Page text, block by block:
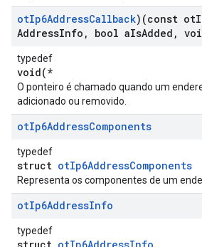
otIp6AddressCallback)(const ot
AddressInfo , bool aIsAdded ,
typedef
void(*
O ponteiro é chamado quando um
adicionado ou removido.
otIp6AddressComponents
typedef
struct otIp6AddressComponents
Representa os componentes de um
otIp6AddressInfo
typedef